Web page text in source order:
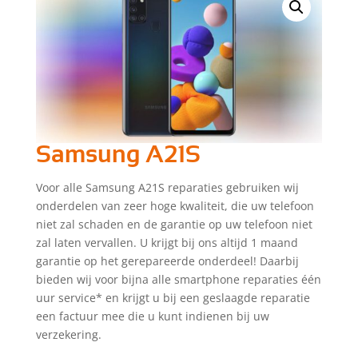
Samsung A21S
Voor alle Samsung A21S reparaties gebruiken wij
onderdelen van zeer hoge kwaliteit, die uw telefoon
niet zal schaden en de garantie op uw telefoon niet
zal laten vervallen. U krijgt bij ons altijd 1 maand
garantie op het gerepareerde onderdeel! Daarbij
bieden wij voor bijna alle smartphone reparaties één
uur service* en krijgt u bij een geslaagde reparatie
een factuur mee die u kunt indienen bij uw
verzekering.